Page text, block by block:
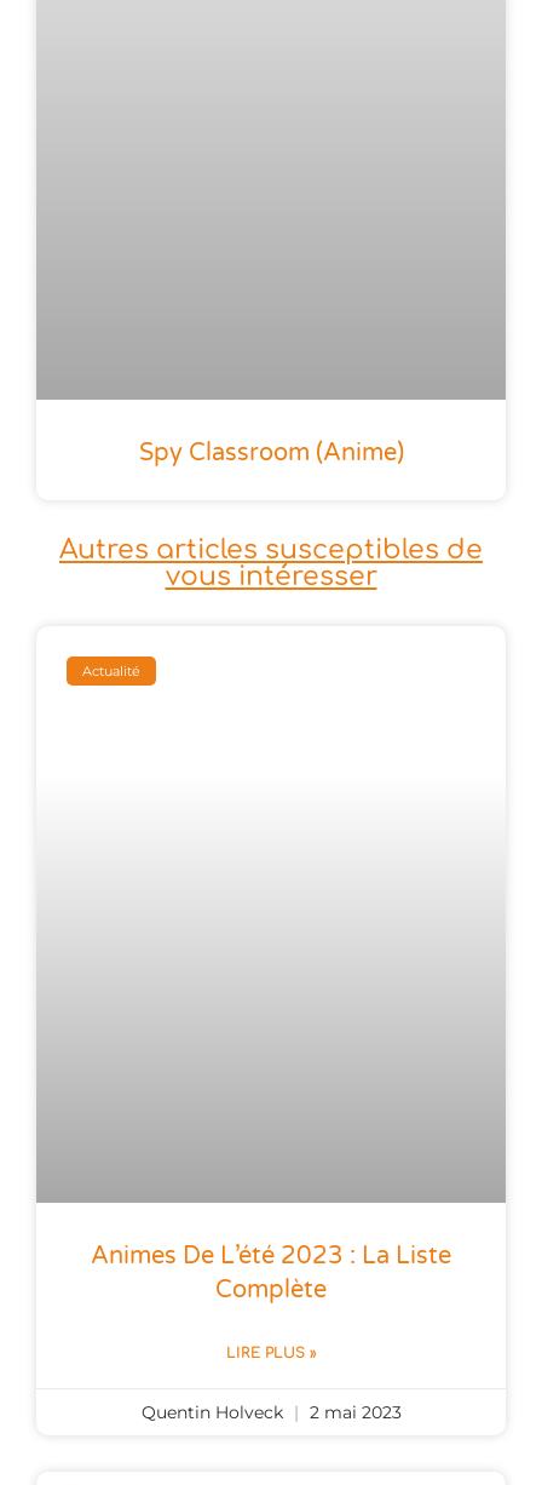
Spy Classroom (anime)
Autres articles susceptibles de
vous intéresser
Actualité
Animes De L’été 2023 : La Liste
Complète
LIRE PLUS »
Quentin Holveck 2 mai 2023